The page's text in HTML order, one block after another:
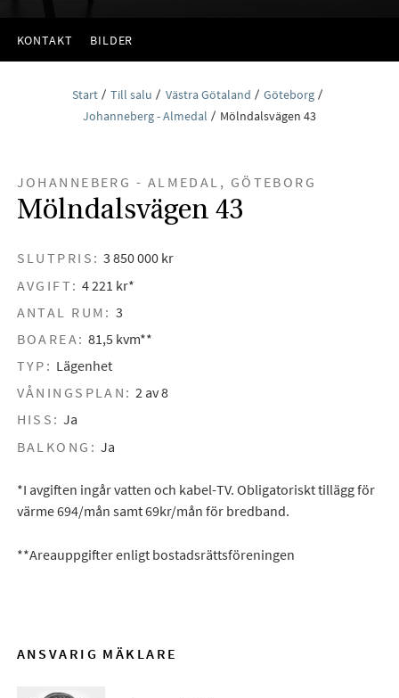
KONTAKT BILDER
Start Till salu Västra Götaland
Göteborg
Johanneberg - Almedal
Mölndalsvägen 43
JOHANNEBERG - ALMEDAL, GÖTEBORG
Mölndalsvägen 43
SLUTPRIS: 3 850 000 kr
AVGIFT: 4 221 kr*
ANTAL RUM: 3
BOAREA: 81,5 kvm**
TYP: Lägenhet
VÅNINGSPLAN: 2 av 8
HISS: Ja
BALKONG: Ja
*I avgiften ingår vatten och kabel-TV. Obligatoriskt tillägg för
värme 694/mån samt 69kr/mån för bredband.
**Areauppgifter enligt bostadsrättsföreningen
ANSVARIG MÄKLARE